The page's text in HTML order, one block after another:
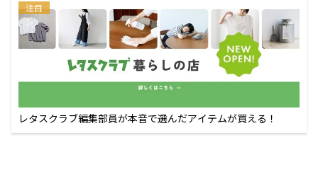
注目
レタスクラブ編集部員が本音で選んだアイテムが買える！